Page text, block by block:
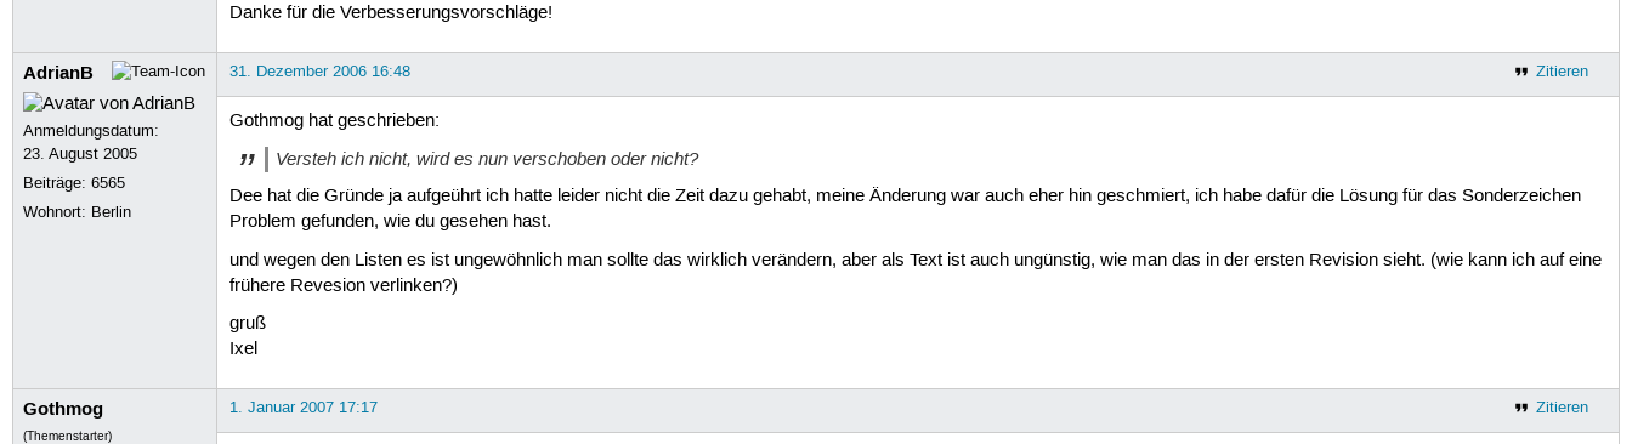
Danke für die Verbesserungsvorschläge!
AdrianB
Anmeldungsdatum:
23. August 2005
Beiträge:6565
Wohnort: Berlin
Zitieren
31. Dezember 2006 16:48
Gothmog hat geschrieben:
Versteh ich nicht, wird es nun verschoben oder nicht?
Dee hat die Gründe ja aufgeührt ich hatte leider nicht die Zeit dazu gehabt, meine Änderung war auch eher hin geschmiert, ich habe dafür die Lösung für das Sonderzeichen
Problem gefunden, wie du gesehen hast.
und wegen den Listen es ist ungewöhnlich man sollte das wirklich verändern, aber als Text ist auch ungünstig, wie man das in der ersten Revision sieht. (wie kann ich auf eine
frühere Revesion verlinken?)
gruß
Ixel
Gothmog
(Themenstarter)
Zitieren
1. Januar 2007 17:17